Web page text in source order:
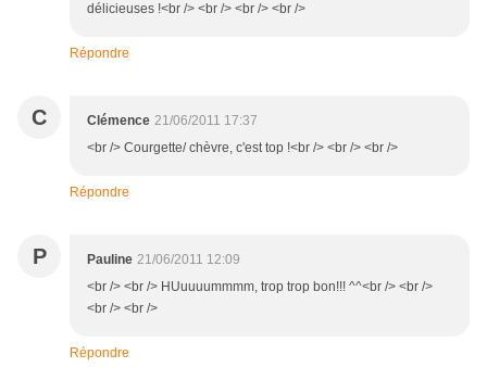
délicieuses !<br /> <br /> <br /> <br />
Répondre
C Clémence 21/06/2011 17:37
<br /> Courgette/ chèvre, c'est top !<br /> <br /> <br />
Répondre
P Pauline 21/06/2011 12:09
<br /> <br /> HUuuuummmm, trop trop bon!!! ^^<br /> <br />
<br /> <br />
Répondre